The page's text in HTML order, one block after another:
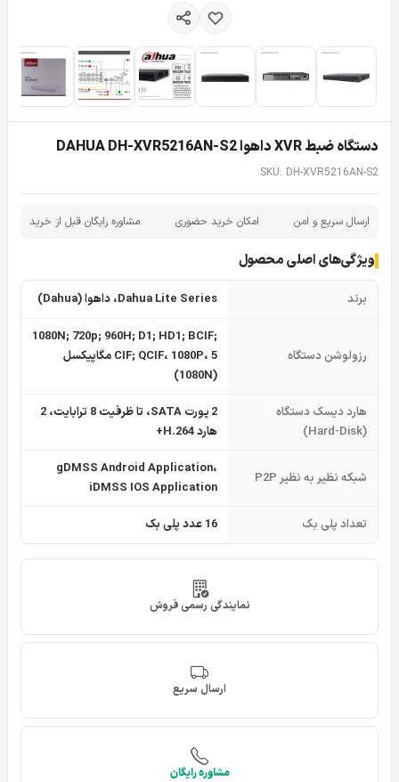
دستگاه ضبط XVR داهوا DAHUA DH-XVR5216AN-S2
SKU: DH-XVR5216AN-S2
ارسال سریع و امن امکان خرید حضوری مشاوره رایگان قبل از خرید
ویژگی‌های اصلی محصول
برند Dahua Lite Series، داهوا (Dahua)
رزولوشن دستگاه
1080N; 720p; 960H; D1; HD1; BCIF;
CIF; QCIF، 1080P، 5 مگاپیکسل
(1080N)
هارد دیسک دستگاه
(Hard-Disk)
2 پورت SATA، تا ظرفیت 8 ترابایت، 2
هارد H.264+
شبکه نظیر به نظیر P2P
gDMSS Android Application،
iDMSS IOS Application
تعداد پلی بک 16 عدد پلی بک
نمایندگی رسمی فروش
ارسال سریع
مشاوره رایگان